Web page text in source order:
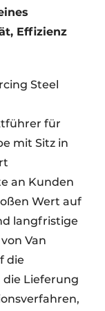
Effizienz
Steel
für
mit Sitz in
an Kunden
Wert auf
langfristige
Van
die
Lieferung